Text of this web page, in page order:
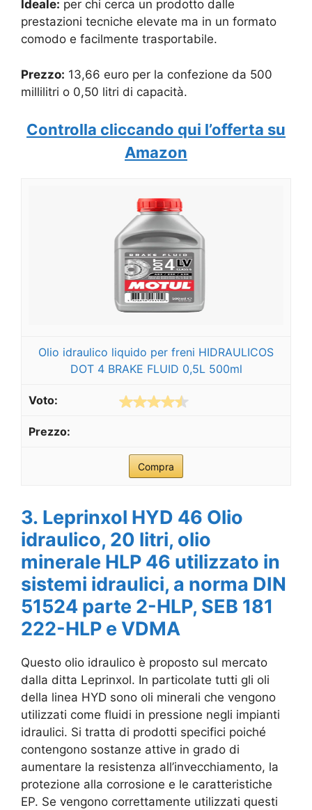
Ideale: per chi cerca un prodotto dalle
prestazioni tecniche elevate ma in un formato
comodo e facilmente trasportabile.
Prezzo: 13,66 euro per la confezione da 500
millilitri o 0,50 litri di capacità.
Controlla cliccando qui l’offerta su
Amazon
Olio idraulico liquido per freni HIDRAULICOS
DOT 4 BRAKE FLUID 0,5L 500ml
Compra
3. Leprinxol HYD 46 Olio
idraulico, 20 litri, olio
minerale HLP 46 utilizzato in
sistemi idraulici, a norma DIN
51524 parte 2-HLP, SEB 181
222-HLP e VDMA
Questo olio idraulico è proposto sul mercato
dalla ditta Leprinxol. In particolate tutti gli oli
della linea HYD sono oli minerali che vengono
utilizzati come fluidi in pressione negli impianti
idraulici. Si tratta di prodotti specifici poiché
contengono sostanze attive in grado di
aumentare la resistenza all’invecchiamento, la
protezione alla corrosione e le caratteristiche
EP. Se vengono correttamente utilizzati questi